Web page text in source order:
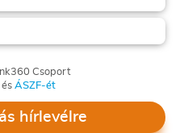
Csoport
ÁSZF-ét
hírlevélre